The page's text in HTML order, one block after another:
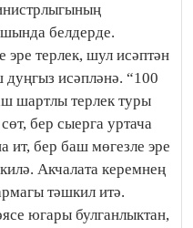
белдерде.
терлек, шул исәптән
исәпләнә. “100
шартлы терлек туры
бер сыерга уртача
ит, бер баш мөгезле эре
Акчалата керемнең
тәшкил итә.
югары булганлыктан,